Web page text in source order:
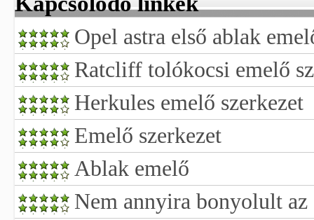
Opel astra első ablak
Ratcliff tolókocsi emelő
Herkules emelő szerkezet
Emelő szerkezet
Ablak emelő
Nem annyira bonyolult az